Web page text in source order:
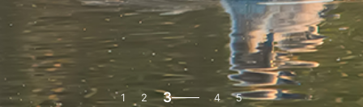
1 2 3 4 5